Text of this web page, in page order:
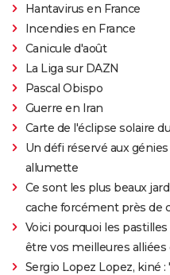
Hantavirus en France
Incendies en France
Canicule d'août
La Liga sur DAZN
Pascal Obispo
Guerre en Iran
Carte de l'éclipse solaire
Un défi réservé aux
allumette
Ce sont les plus beaux
cache forcément près de
Voici pourquoi les
être vos meilleures alliées
Sergio Lopez Lopez, kiné